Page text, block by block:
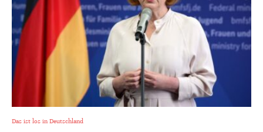
Das ist los in Deutschland